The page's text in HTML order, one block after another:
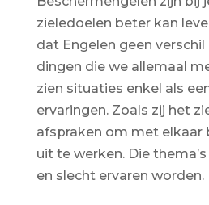
zieledoelen beter kan
dat Engelen geen
dingen die we allemaal
zien situaties enkel als
ervaringen. Zoals zij het
afspraken om met elkaar
uit te werken. Die
en slecht ervaren worden.